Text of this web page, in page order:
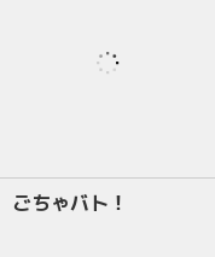
ごちゃバト！